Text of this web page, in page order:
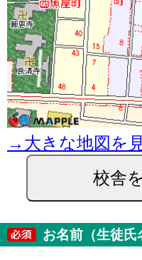
→大きな地図を
校舎
お名前（生徒氏